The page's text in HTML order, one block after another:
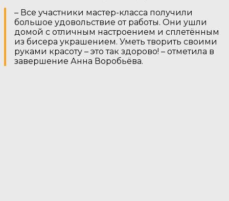
– Все участники мастер-класса получили
большое удовольствие от работы. Они ушли
домой с отличным настроением и сплетённым
из бисера украшением. Уметь творить своими
руками красоту – это так здорово! – отметила в
завершение Анна Воробьёва.